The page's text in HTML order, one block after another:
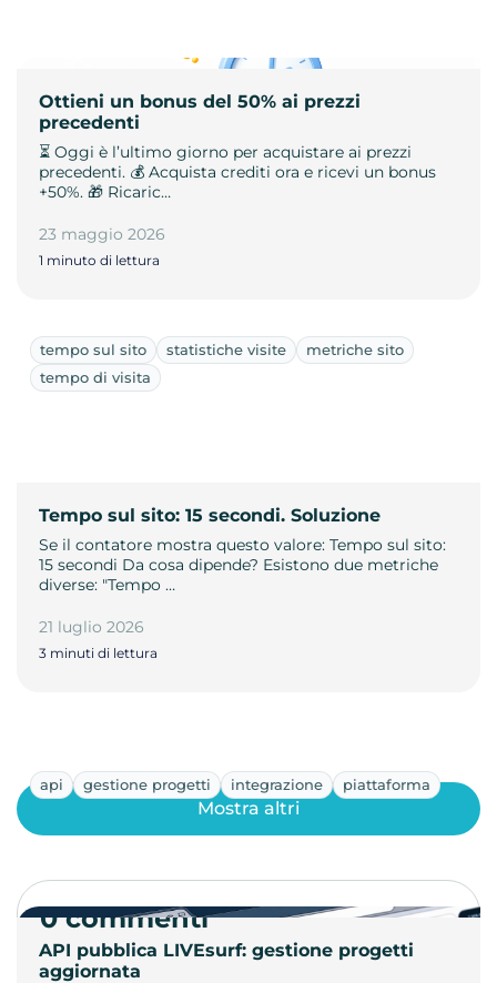
Ottieni un bonus del 50% ai prezzi
precedenti
⏳ Oggi è l’ultimo giorno per acquistare ai prezzi
precedenti. 💰 Acquista crediti ora e ricevi un bonus
+50%. 🎁 Ricaric…
23 maggio 2026
1 minuto di lettura
tempo sul sito statistiche visite
metriche sito
tempo di visita
Tempo sul sito: 15 secondi. Soluzione
Se il contatore mostra questo valore: Tempo sul sito:
15 secondi Da cosa dipende? Esistono due metriche
diverse: "Tempo …
21 luglio 2026
3 minuti di lettura
api gestione progetti integrazione piattaforma
API pubblica LIVEsurf: gestione progetti
aggiornata
Mostra altri
0 commenti